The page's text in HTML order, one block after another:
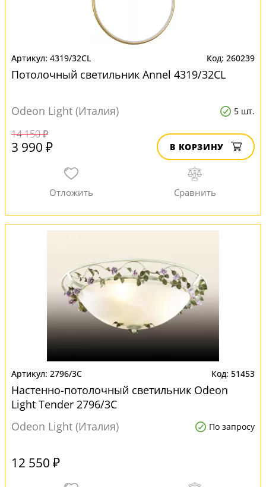
4319/32CL 260239
Потолочный светильник Annel 4319/32CL
Odeon Light (Италия) 5 шт.
14 150 ₽
3 990 ₽ В КОРЗИНУ
2796/3C 51453
Настенно-потолочный светильник Odeon
Light Tender 2796/3C
Odeon Light (Италия)
По запросу
12 550 ₽